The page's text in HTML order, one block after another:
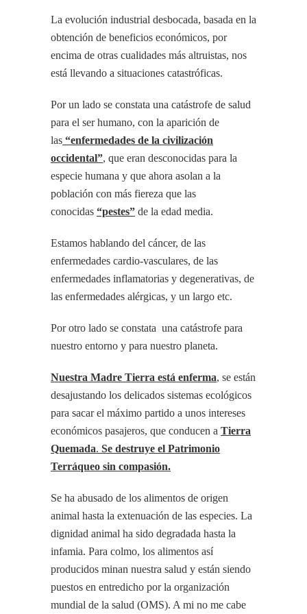
La evolución industrial desbocada, basada en la
obtención de beneficios económicos, por
encima de otras cualidades más altruistas, nos
está llevando a situaciones catastróficas.
Por un lado se constata una catástrofe de salud
para el ser humano, con la aparición de
las “enfermedades de la civilización
occidental”, que eran desconocidas para la
especie humana y que ahora asolan a la
población con más fiereza que las
conocidas “pestes” de la edad media.
Estamos hablando del cáncer, de las
enfermedades cardio-vasculares, de las
enfermedades inflamatorias y degenerativas, de
las enfermedades alérgicas, y un largo etc.
Por otro lado se constata una catástrofe para
nuestro entorno y para nuestro planeta.
Nuestra Madre Tierra está enferma, se están
desajustando los delicados sistemas ecológicos
para sacar el máximo partido a unos intereses
económicos pasajeros, que conducen a Tierra
Quemada. Se destruye el Patrimonio
Terráqueo sin compasión.
Se ha abusado de los alimentos de origen
animal hasta la extenuación de las especies. La
dignidad animal ha sido degradada hasta la
infamia. Para colmo, los alimentos así
producidos minan nuestra salud y están siendo
puestos en entredicho por la organización
mundial de la salud (OMS). A mi no me cabe